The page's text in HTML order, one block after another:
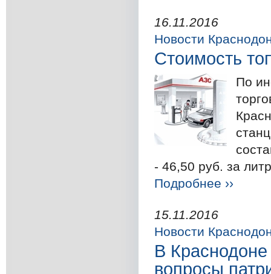
16.11.2016
Новости
Стоимость
По
- 46,50 руб. за
Подробнее ››
15.11.2016
Новости
В
вопросы